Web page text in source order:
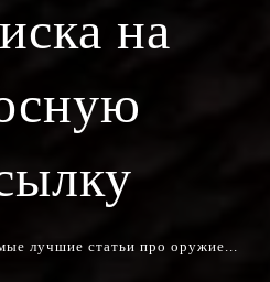
на
лучшие статьи про оружие...